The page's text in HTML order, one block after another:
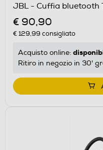
JBL - Cuffia bluetooth
€ 90,90
€ 129,99 consigliato
Acquisto online:
Ritiro in negozio in 30'